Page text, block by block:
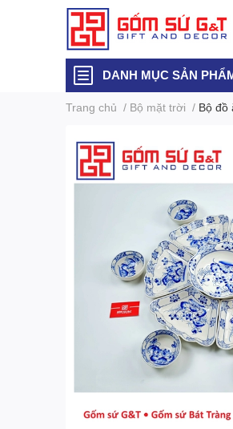
DANH MỤC SẢN
Trang chủ / Bộ mặt trời / Bộ đồ